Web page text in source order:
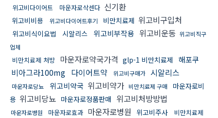
위고비다이어트 마운자로삭센다 신기환
위고비비용 위고비다이어트후기 비만치료제 위고비구입처
위고비식이요법 시알리스 위고비부작용 위고비운동 위고비직구
업체
비만치료제 처방 마운자로약국가격 glp-1 비만치료제 해포쿠
비아그라100mg 다이어트약 위고비구매가 시알리스
마운자로당뇨 위고비약국 위고비약가 비만치료제 구매
마운자로비
용 위고비당뇨 마운자로정품판매 위고비처방방법
마운자로병원 마운자로효과 마운자로병원 위고비주사 비만치료제